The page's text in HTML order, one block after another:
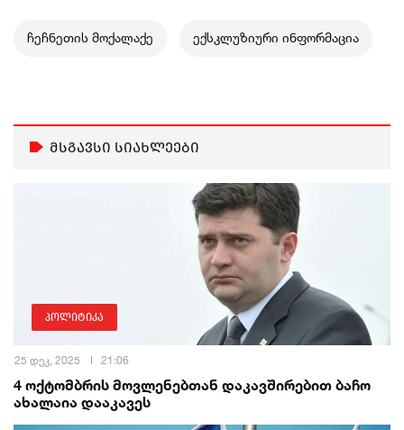
ჩეჩნეთის მოქალაქე ექსკლუზიური ინფორმაცია
მსგავსი სიახლეები
პოლიტიკა
25 დეკ, 2025 21:06
4 ოქტომბრის მოვლენებთან დაკავშირებით ბაჩო
ახალაია დააკავეს